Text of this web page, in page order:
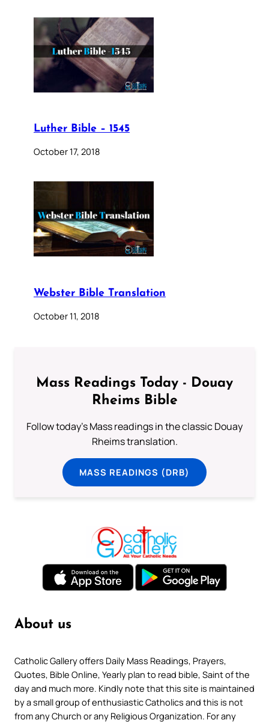
Luther Bible – 1545
October 17, 2018
Webster Bible Translation
October 11, 2018
Mass Readings Today - Douay
Rheims Bible
Follow today's Mass readings in the classic Douay
Rheims translation.
MASS READINGS (DRB)
About us
Catholic Gallery offers Daily Mass Readings, Prayers,
Quotes, Bible Online, Yearly plan to read bible, Saint of the
day and much more. Kindly note that this site is maintained
by a small group of enthusiastic Catholics and this is not
from any Church or any Religious Organization. For any